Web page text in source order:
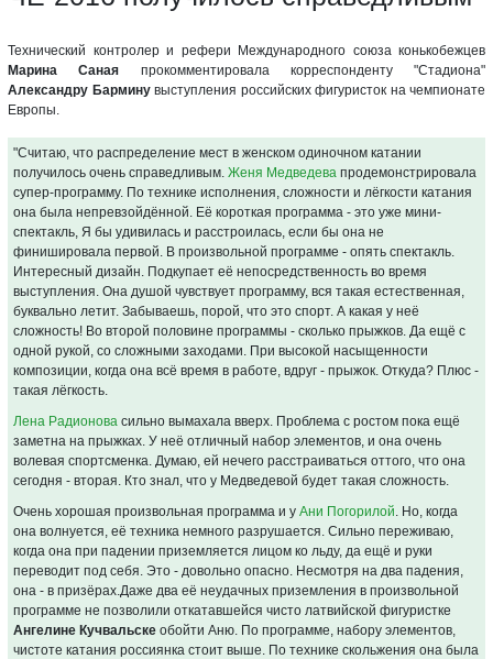
Технический контролер и рефери Международного союза конькобежцев
Марина Саная прокомментировала корреспонденту "Стадиона"
Александру Барминувыступления российских фигуристок на чемпионате
Европы.
"Считаю, что распределение мест в женском одиночном катании
получилось очень справедливым. Женя Медведева продемонстрировала
супер-программу. По технике исполнения, сложности и лёгкости катания
она была непревзойдённой. Её короткая программа - это уже мини-
спектакль, Я бы удивилась и расстроилась, если бы она не
финишировала первой. В произвольной программе - опять спектакль.
Интересный дизайн. Подкупает её непосредственность во время
выступления. Она душой чувствует программу, вся такая естественная,
буквально летит. Забываешь, порой, что это спорт. А какая у неё
сложность! Во второй половине программы - сколько прыжков. Да ещё с
одной рукой, со сложными заходами. При высокой насыщенности
композиции, когда она всё время в работе, вдруг - прыжок. Откуда? Плюс -
такая лёгкость.
Лена Радионова сильно вымахала вверх. Проблема с ростом пока ещё
заметна на прыжках. У неё отличный набор элементов, и она очень
волевая спортсменка. Думаю, ей нечего расстраиваться оттого, что она
сегодня - вторая. Кто знал, что у Медведевой будет такая сложность.
Очень хорошая произвольная программа и у Ани Погорилой. Но, когда
она волнуется, её техника немного разрушается. Сильно переживаю,
когда она при падении приземляется лицом ко льду, да ещё и руки
переводит под себя. Это - довольно опасно. Несмотря на два падения,
она - в призёрах.Даже два её неудачных приземления в произвольной
программе не позволили откатавшейся чисто латвийской фигуристке
Ангелине Кучвальске обойти Аню. По программе, набору элементов,
чистоте катания россиянка стоит выше. По технике скольжения она была